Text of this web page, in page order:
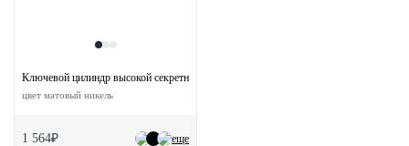
еще
Ключевой цилиндр высокой секретности HS 60CK SN с заверткой (60мм)
цвет матовый никель
1 564₽